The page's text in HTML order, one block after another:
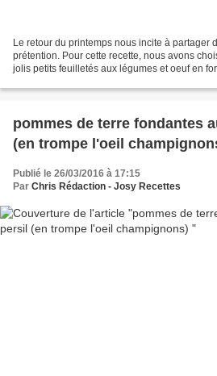
Le retour du printemps nous incite à partager
prétention. Pour cette recette, nous avons
jolis petits feuilletés aux légumes et oeuf en
pommes de terre fondantes
(en trompe l'oeil
Publié le 26/03/2016 à 17:15
Par Chris Rédaction - Josy Recettes